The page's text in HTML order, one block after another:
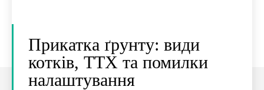
Прикатка ґрунту: види
котків, ТТХ та помилки
налаштування